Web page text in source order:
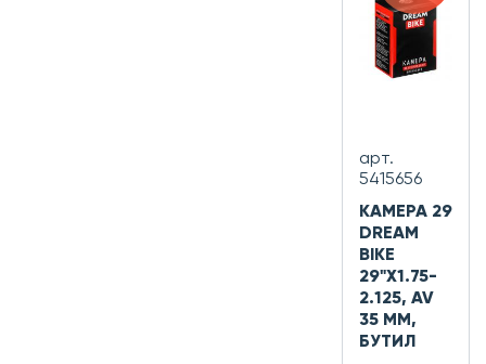
арт.
5415656
КАМЕРА 29
DREAM
BIKE
29"X1.75-
2.125, AV
35 ММ,
БУТИЛ